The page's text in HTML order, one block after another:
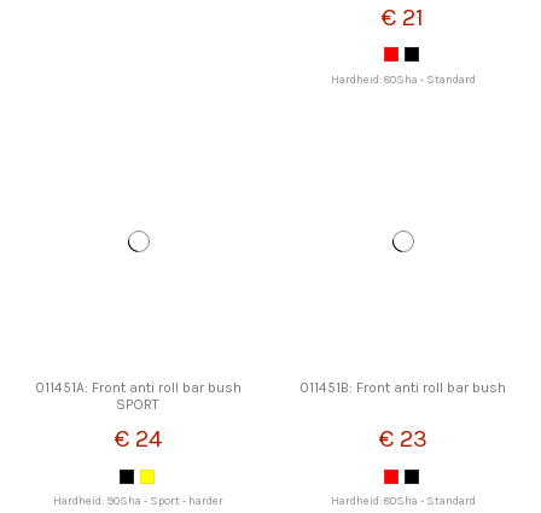
€ 21
Hardheid: 80Sha - Standard
011451A: Front anti roll bar bush
SPORT
€ 24
Hardheid: 90Sha - Sport - harder
011451B: Front anti roll bar bush
€ 23
Hardheid: 80Sha - Standard